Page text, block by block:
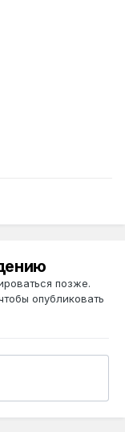
позже.
опубликовать